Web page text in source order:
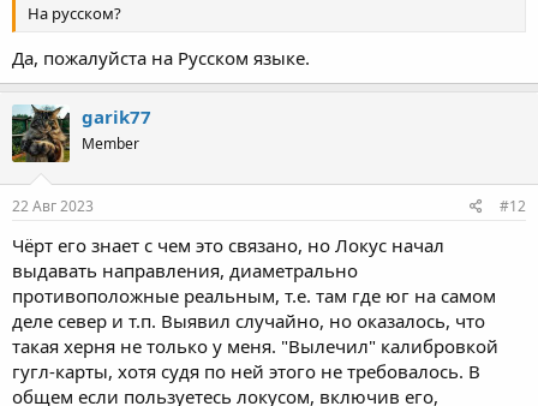
На русском?
Да, пожалуйста на Русском языке.
garik77
Member
22 Авг 2023 #12
Чёрт его знает с чем это связано, но Локус начал
выдавать направления, диаметрально
противоположные реальным, т.е. там где юг на самом
деле север и т.п. Выявил случайно, но оказалось, что
такая херня не только у меня. "Вылечил" калибровкой
гугл-карты, хотя судя по ней этого не требовалось. В
общем если пользуетесь локусом, включив его,